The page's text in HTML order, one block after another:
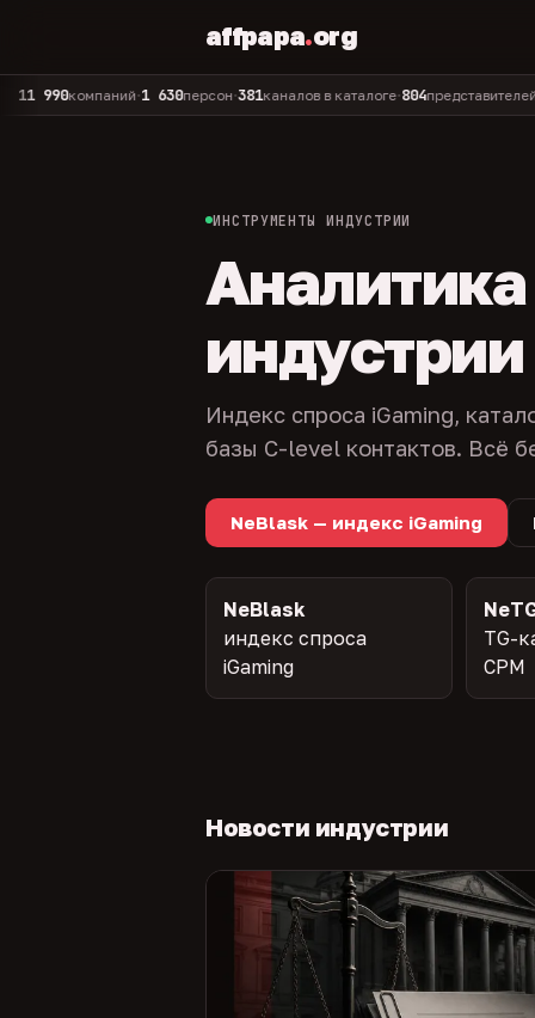
affpapa.org
компаний•1 630персон•381каналов в каталоге•804представителей•325
ИНСТРУМЕНТЫ ИНДУСТРИИ
индустрии
Индекс спроса iGaming,
базы C-level контактов. Всё
NeBlask — индекс iGaming
NeBlask
индекс спроса
iGaming
TG-
CPM
Новости индустрии